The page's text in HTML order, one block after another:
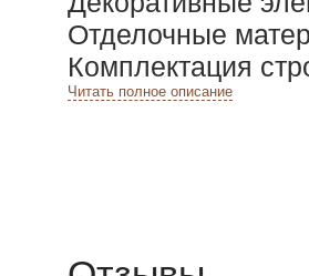
Отделочные
Комплектация
Читать полное описание